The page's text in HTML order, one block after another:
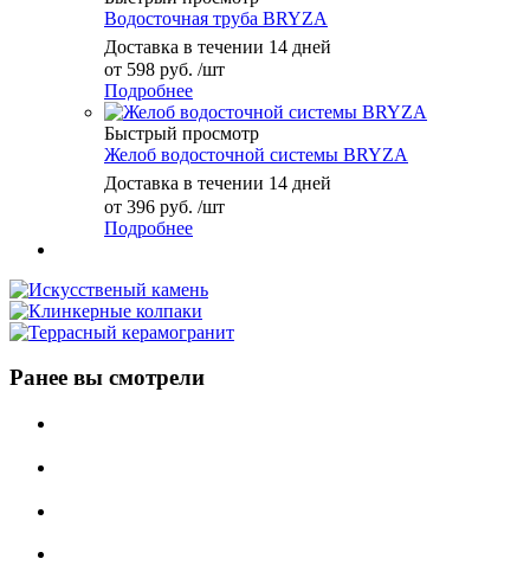
Водосточная труба BRYZA
Доставка в течении 14 дней
от 598 руб. /шт
Подробнее
Быстрый просмотр
Желоб водосточной системы BRYZA
Доставка в течении 14 дней
от 396 руб. /шт
Подробнее
Ранее вы смотрели